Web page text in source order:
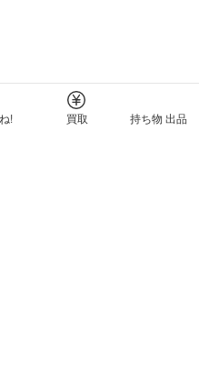
! 買取 持ち物 出品